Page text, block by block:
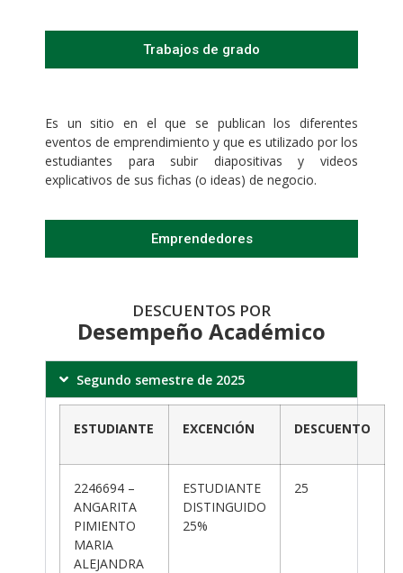
Trabajos de grado
Es un sitio en el que se publican los diferentes
eventos de emprendimiento y que es utilizado por los
estudiantes para subir diapositivas y videos
explicativos de sus fichas (o ideas) de negocio.
Emprendedores
DESCUENTOS POR
Desempeño Académico
Segundo semestre de 2025
ESTUDIANTE EXCENCIÓN DESCUENTO
2246694 –
ANGARITA
PIMIENTO
MARIA
ALEJANDRA
ESTUDIANTE
DISTINGUIDO
25%
25